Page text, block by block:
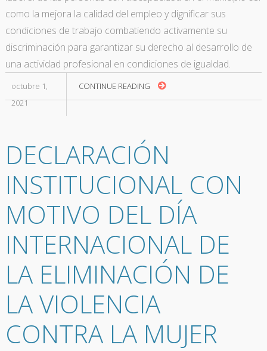
como la mejora la calidad del empleo y dignificar sus
condiciones de trabajo combatiendo activamente su
discriminación para garantizar su derecho al desarrollo de
una actividad profesional en condiciones de igualdad.
octubre 1,
2021
CONTINUE READING
DECLARACIÓN
INSTITUCIONAL CON
MOTIVO DEL DÍA
INTERNACIONAL DE
LA ELIMINACIÓN DE
LA VIOLENCIA
CONTRA LA MUJER